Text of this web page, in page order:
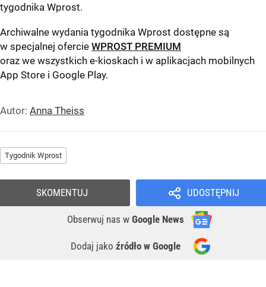
tygodnika Wprost.
Archiwalne wydania tygodnika Wprost dostępne są
w specjalnej ofercie WPROST PREMIUM
oraz we wszystkich e-kioskach i w aplikacjach mobilnych
App Store i Google Play.
Autor: Anna Theiss
Tygodnik Wprost
UDOSTĘPNIJ
Obserwuj nas w Google News
Dodaj jako źródło w Google
SKOMENTUJ